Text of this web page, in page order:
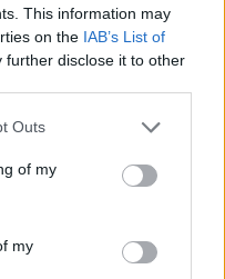
This information may
on the IAB’s List of
further disclose it to other
Outs
of my
my
jis galėjo iš jos
elgesys
didelėje
savo eilės, o
į